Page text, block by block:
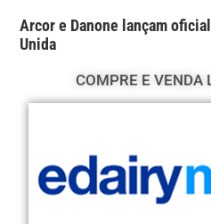
Arcor e Danone lançam
Unida
COMPRE E VENDA